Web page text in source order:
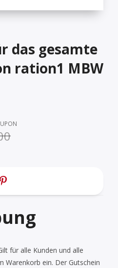
das gesamte
ration1 MBW
für alle Kunden und alle
Warenkorb ein. Der Gutschein